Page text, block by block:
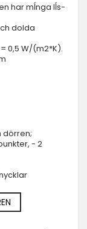
har mĺnga lĺs-
dolda
0,5 W/(m2*K).
dörren;
- 2